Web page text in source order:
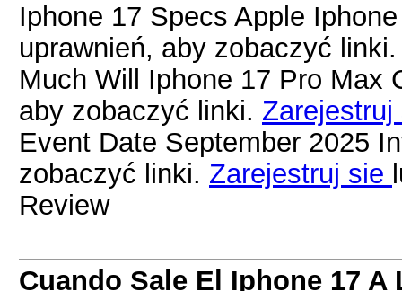
Iphone 17 Specs Apple
uprawnień, aby zobaczyć
Much Will Iphone 17 Pro Max
aby zobaczyć linki.
Event Date September 2025
zobaczyć linki. Zarejestruj sie
Review
Cuando Sale El Iphone 17 A